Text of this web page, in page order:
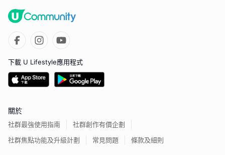
下載 U Lifestyle應用程式
關於
社群最強使用指南
社群創作有價企劃
社群焦點功能及升級計劃
常見問題 條款及細則